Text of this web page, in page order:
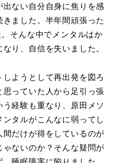
ない自分自身に焦りを感
ました。半年間頑張った
そんな中でメンタルはか
り、自信を失いました。
ようとして再出発を図ろ
っていた人から足引っ張
経験も重なり、原田メソ
タルがこんなに弱ってし
だけが得をしているのが
ないのか？そんな疑問が